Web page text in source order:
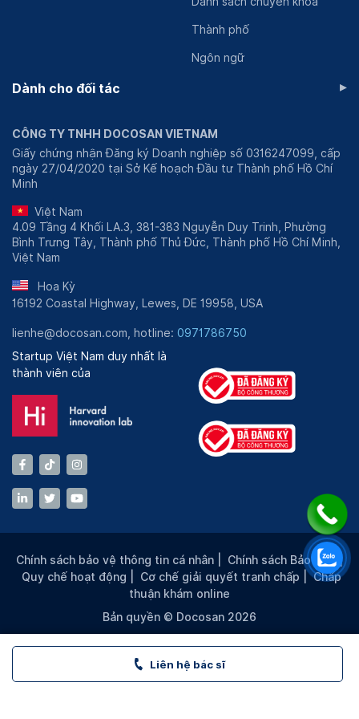
Liên hệ bác sĩ
bác sĩ đã giúp không ít bệnh nhân trở lại cuộc sống
thường ngày. Dù vậy, bác sĩ vẫn không ngừng tìm tỏi,
Hiện nay, bác sĩ Lê Quang Quốc Ánh đang công tác
Healthcare và một số đơn vị khác như Bệnh viện Đa
khoa Tâm Trí - Sài Gòn.
Ngoài hình ảnh là một bác sĩ giỏi, Lê Quang Quốc Ánh
trong và ngoài nước. Trong đó có cả công trình nghiên
cứu cấp Quốc gia về Sỏi mật. Hơn thế, ông còn tham
gia biên soạn hơn 15 bài giảng, đã xuất bản trong 2 tập
Đào tạo và Bồi dưỡng Cán bộ Y tế Thành phố Hồ Chí
Minh.
Bác sĩ Lê Quang Quốc Ánh có hơn 30 năm gắn bó với nghề
dược Thành phố Hồ Chí Minh
Thành phố
Ngôn ngữ
Dành cho đối tác ▸
CÔNG TY TNHH DOCOSAN VIETNAM
Giấy chứng nhận Đăng ký Doanh nghiệp số 0316247099, cấp
ngày 27/04/2020 tại Sở Kế hoạch Đầu tư Thành phố Hồ Chí
Minh
Việt Nam
4.09 Tầng 4 Khối LA.3, 381-383 Nguyễn Duy Trinh, Phường
Bình Trưng Tây, Thành phố Thủ Đức, Thành phố Hồ Chí Minh,
Việt Nam
Hoa Kỳ
16192 Coastal Highway, Lewes, DE 19958, USA
lienhe@docosan.com, hotline: 0971786750
Startup Việt Nam duy nhất là
thành viên của
Chính sách bảo vệ thông tin cá nhân Chính sách Bảo mật |
Quy chế hoạt động
Cơ chế giải quyết tranh chấp |Chấp
thuận khám online
Bản quyền © Docosan 2026